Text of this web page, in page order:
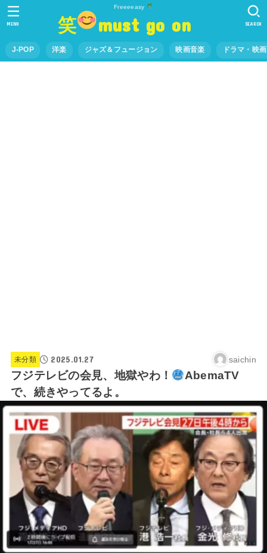
Freeeeasy
笑 must go on
J-POP 洋楽 ジャズ＆フュージョン 映画音楽 ドラマ・映
SEARCH
MENU
未分類 2025.01.27 saichin
フジテレビの会見、地獄やわ！
AbemaTV
で、続きやってるよ。